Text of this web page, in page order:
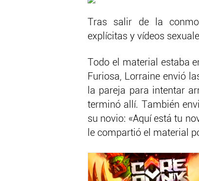
Tras salir de la
explícitas y vídeos
Todo el material estaba
Furiosa, Lorraine envió
la pareja para intentar
terminó allí. También
su novio: «Aquí está tu
le compartió el material